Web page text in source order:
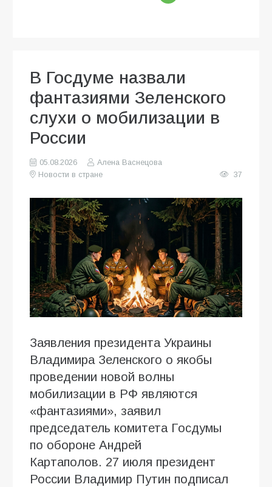
В Госдуме назвали
фантазиями Зеленского
слухи о мобилизации в
России
05.08.2026
Алена Васнецова
Новости в стране
37
Заявления президента Украины
Владимира Зеленского о якобы
проведении новой волны
мобилизации в РФ являются
«фантазиями», заявил
председатель комитета Госдумы
по обороне Андрей
Картаполов. 27 июля президент
России Владимир Путин подписал